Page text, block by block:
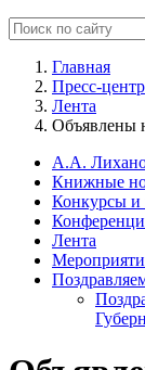
Главная
Пресс-центр
Лента
Объявлены
А.А.
Книжные
Конкурсы и
Лента